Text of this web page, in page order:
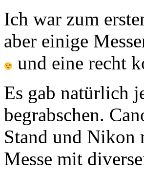
Ich war zum
aber einige
und eine recht
Es gab natürlich
begrabschen.
Stand und Nikon
Messe mit